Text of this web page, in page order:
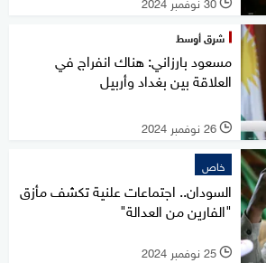
شرق أوسط
مسعود بارزاني: هناك انفراج في
العلاقة بين بغداد وأربيل
l 26 نوفمبر 2024
خاص
السودان.. اجتماعات علنية تكشف مأزق
"الفارين من العدالة"
l 25 نوفمبر 2024